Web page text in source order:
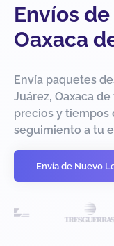
Envíos
Oaxaca
Envía paquetes
Juárez, Oaxaca
precios y tiempos
seguimiento a tu
Envía de Nuevo